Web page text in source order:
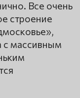
Все очень
строение
с массивным